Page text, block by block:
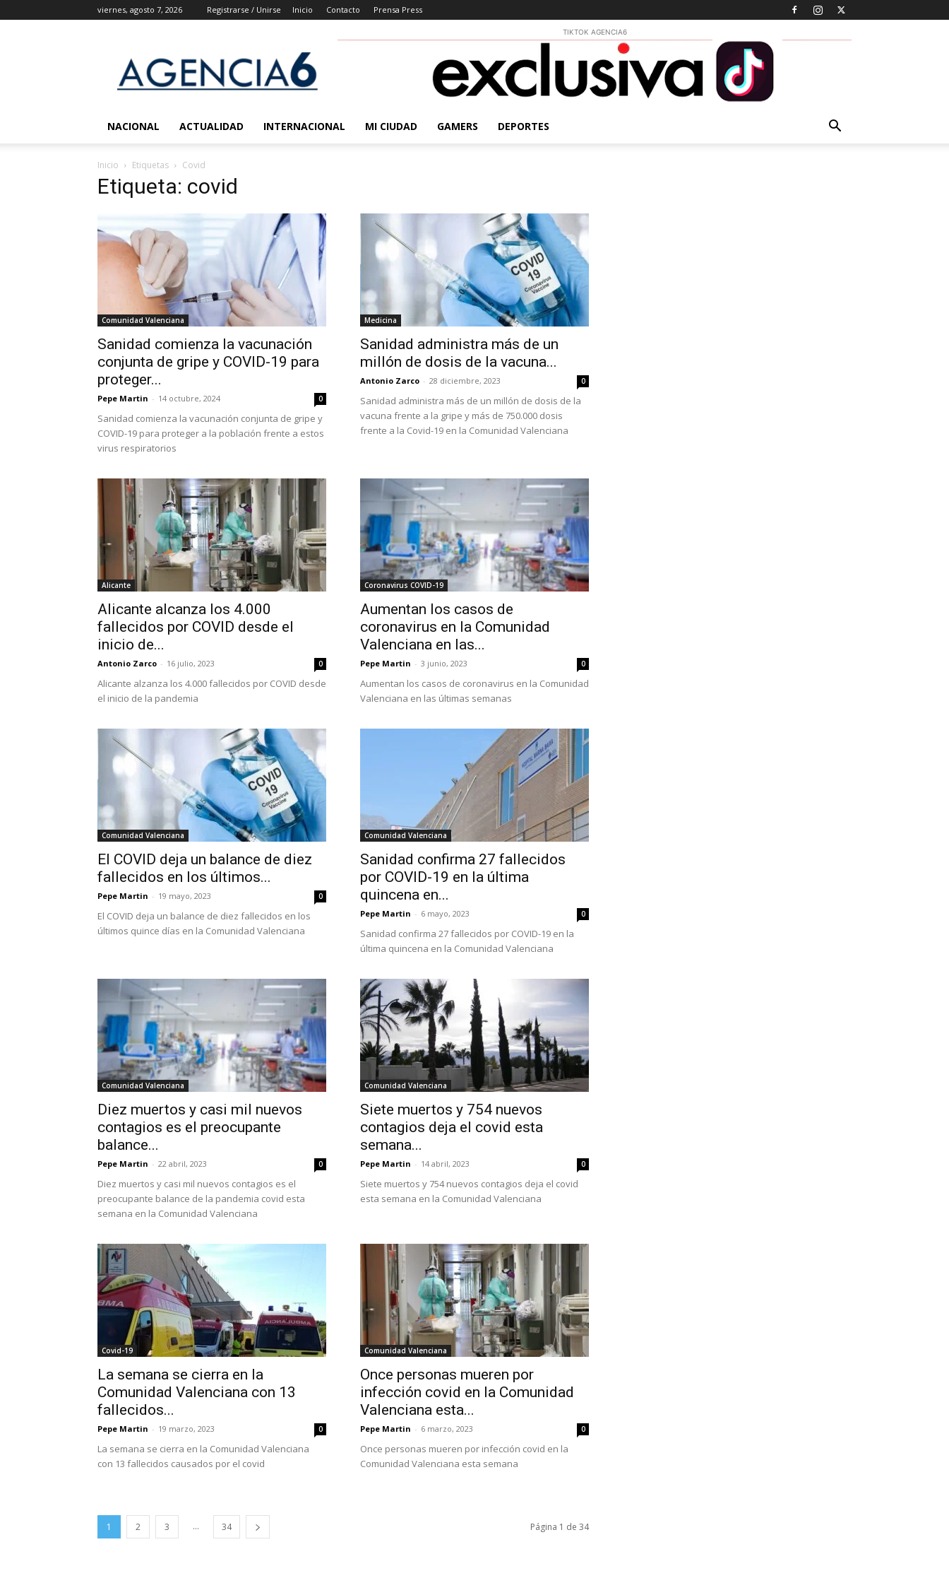
viernes, agosto 7, 2026 Registrarse / Unirse Inicio Contacto Prensa Press
6
Noticias
TIKTOK AGENCIA6
NACIONAL ACTUALIDAD INTERNACIONAL MI CIUDAD GAMERS DEPORTES
Inicio Etiquetas Covid
Etiqueta: covid
Comunidad Valenciana
Sanidad comienza la vacunación
conjunta de gripe y COVID-19 para
proteger...
Pepe Martin - 14 octubre, 2024 0
Sanidad comienza la vacunación conjunta de gripe y
COVID-19 para proteger a la población frente a estos
virus respiratorios
Medicina
Sanidad administra más de un
millón de dosis de la vacuna...
Antonio Zarco - 28 diciembre, 2023 0
Sanidad administra más de un millón de dosis de la
vacuna frente a la gripe y más de 750.000 dosis
frente a la Covid-19 en la Comunidad Valenciana
Alicante
Alicante alcanza los 4.000
fallecidos por COVID desde el
inicio de...
Antonio Zarco - 16 julio, 2023 0
Alicante alzanza los 4.000 fallecidos por COVID desde
el inicio de la pandemia
Coronavirus COVID-19
Aumentan los casos de
coronavirus en la Comunidad
Valenciana en las...
Pepe Martin - 3 junio, 2023 0
Aumentan los casos de coronavirus en la Comunidad
Valenciana en las últimas semanas
Comunidad Valenciana
El COVID deja un balance de diez
fallecidos en los últimos...
Pepe Martin - 19 mayo, 2023 0
El COVID deja un balance de diez fallecidos en los
últimos quince días en la Comunidad Valenciana
Comunidad Valenciana
Sanidad confirma 27 fallecidos
por COVID-19 en la última
quincena en...
Pepe Martin - 6 mayo, 2023 0
Sanidad confirma 27 fallecidos por COVID-19 en la
última quincena en la Comunidad Valenciana
Comunidad Valenciana
Diez muertos y casi mil nuevos
contagios es el preocupante
balance...
Pepe Martin - 22 abril, 2023 0
Diez muertos y casi mil nuevos contagios es el
preocupante balance de la pandemia covid esta
semana en la Comunidad Valenciana
Comunidad Valenciana
Siete muertos y 754 nuevos
contagios deja el covid esta
semana...
Pepe Martin - 14 abril, 2023 0
Siete muertos y 754 nuevos contagios deja el covid
esta semana en la Comunidad Valenciana
Covid-19
La semana se cierra en la
Comunidad Valenciana con 13
fallecidos...
Pepe Martin - 19 marzo, 2023 0
La semana se cierra en la Comunidad Valenciana
con 13 fallecidos causados por el covid
Comunidad Valenciana
Once personas mueren por
infección covid en la Comunidad
Valenciana esta...
Pepe Martin - 6 marzo, 2023 0
Once personas mueren por infección covid en la
Comunidad Valenciana esta semana
1 2 3 ... 34 Página 1 de 34